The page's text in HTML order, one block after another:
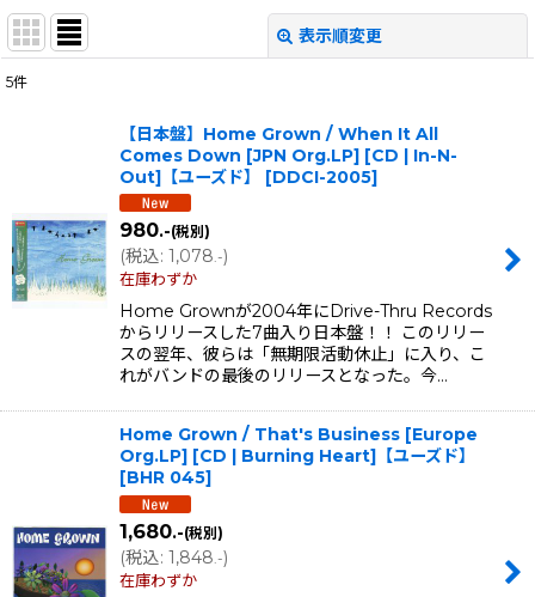
表示順変更
並び順
5件
【日本盤】Home Grown / When It All
Comes Down [JPN Org.LP] [CD | In-N-
Out]【ユーズド】
[DDCI-2005]
980.-(税別)
(税込: 1,078.-)
在庫わずか
Home Grownが2004年にDrive-Thru Records
からリリースした7曲入り日本盤！！ このリリー
スの翌年、彼らは「無期限活動休止」に入り、こ
れがバンドの最後のリリースとなった。今…
Home Grown / That's Business [Europe
Org.LP] [CD | Burning Heart]【ユーズド】
[BHR 045]
1,680.-(税別)
(税込: 1,848 .-)
在庫わずか